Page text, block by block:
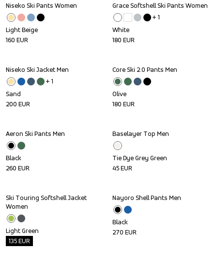
Niseko Ski Pants Women
Light Beige
160 EUR
Grace Softshell Ski Pants Women
+ 1
White
180 EUR
Niseko Ski Jacket Men
+ 1
Sand
200 EUR
Core Ski 2.0 Pants Men
Olive
180 EUR
Aeron Ski Pants Men
Black
260 EUR
Baselayer Top Men
Tie Dye Grey Green
45EUR
Outlet
Ski Touring Softshell Jacket
Women
Light Green
135EUR
Nayoro Shell Pants Men
Black
270 EUR